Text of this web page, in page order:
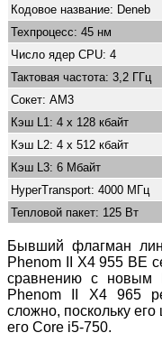
Кодовое название: Deneb
Техпроцесс: 45 нм
Число ядер CPU: 4
Тактовая частота: 3,2 ГГц
Сокет: AM3
Кэш L1: 4 x 128 кбайт
Кэш L2: 4 x 512 кбайт
Кэш L3: 6 Мбайт
HyperTransport: 4000 МГц
Тепловой пакет: 125 Вт
Бывший флагман
Phenom II X4 955 BE
сравнению с новым
Phenom II X4 965
сложно, поскольку
его Core i5-750.